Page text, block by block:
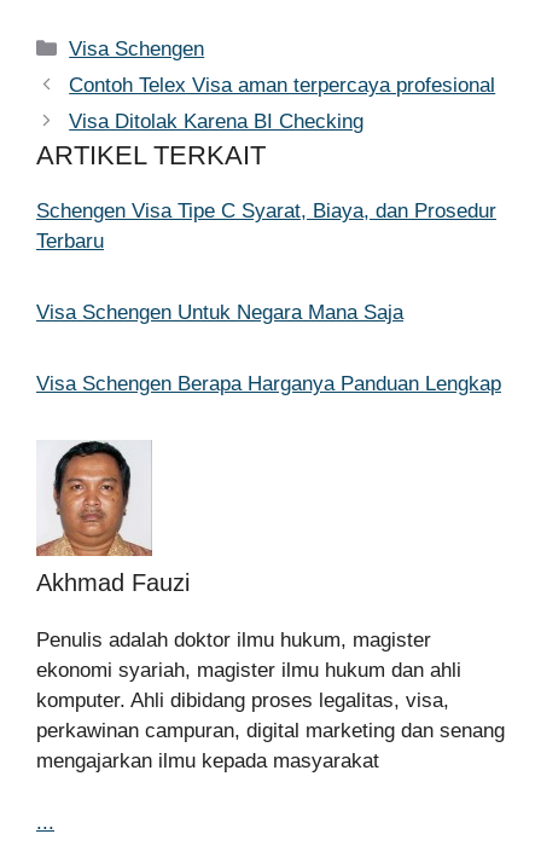
Kategori
Visa Schengen
Contoh Telex Visa aman terpercaya profesional
Visa Ditolak Karena BI Checking
ARTIKEL TERKAIT
Schengen Visa Tipe C Syarat, Biaya, dan Prosedur
Terbaru
Visa Schengen Untuk Negara Mana Saja
Visa Schengen Berapa Harganya Panduan Lengkap
Akhmad Fauzi
Penulis adalah doktor ilmu hukum, magister
ekonomi syariah, magister ilmu hukum dan ahli
komputer. Ahli dibidang proses legalitas, visa,
perkawinan campuran, digital marketing dan senang
mengajarkan ilmu kepada masyarakat
...